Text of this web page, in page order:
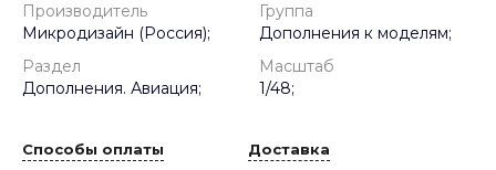
Производитель
Микродизайн (Россия);
Группа
Дополнения к моделям;
Раздел
Дополнения. Авиация;
Масштаб
1/48;
Способы оплаты Доставка